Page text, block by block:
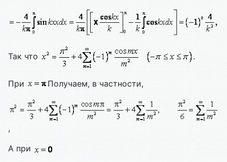
Так что .
При Получаем, в частности,
,
А при